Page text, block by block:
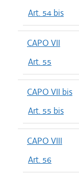
Art. 54 bis
CAPO VII
Art. 55
CAPO VII bis
Art. 55 bis
CAPO VIII
Art. 56